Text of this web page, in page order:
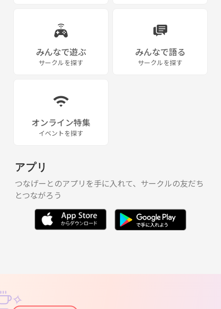
みんなで遊ぶ
サークルを探す
みんなで語る
サークルを探す
オンライン特集
イベントを探す
アプリ
つなげーとのアプリを手に入れて、サークルの友だち
とつながろう
✧